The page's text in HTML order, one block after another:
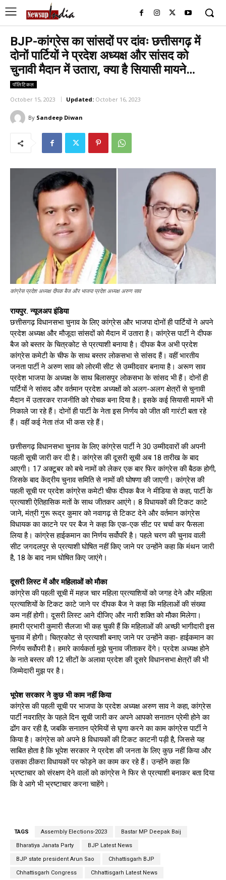
BJP-कांग्रेस का सांसदों पर दांवः छत्तीसगढ़ में
दोनों पार्टियों ने प्रदेश अध्यक्ष और सांसद को
चुनावी मैदान में उतारा, क्या है सियासी मायने…
पॉलिटिकल
October 15, 2023 Updated: October 16, 2023
By Sandeep Diwan
कांग्रेस प्रदेश अध्यक्ष दीपक बैज और भाजपा प्रदेश अध्यक्ष अरुण साव
रायपुर. न्यूजअप इंडिया
छत्तीसगढ़ विधानसभा चुनाव के लिए कांग्रेस और भाजपा दोनों ही पार्टियों ने अपने
प्रदेश अध्यक्ष और मौजूदा सांसदों को मैदान में उतारा है। कांग्रेस पार्टी ने दीपक
बैज को बस्तर के चित्रकोट से प्रत्याशी बनाया है। दीपक बैज अभी प्रदेश
कांग्रेस कमेटी के चीफ के साथ बस्तर लोकसभा से सांसद हैं। वहीं भारतीय
जनता पार्टी ने अरुण साव को लोरमी सीट से उम्मीदवार बनाया है। अरूण साव
प्रदेश भाजपा के अध्यक्ष के साथ बिलासपुर लोकसभा के सांसद भी हैं। दोनों ही
पार्टियों ने सांसद और वर्तमान प्रदेश अध्यक्षों को अलग-अलग क्षेत्रों से चुनावी
मैदान में उतारकर राजनीति को रोचक बना दिया है। इसके कई सियासी मायनें भी
निकाले जा रहे हैं। दोनों ही पार्टी के नेता इस निर्णय को जीत की गारंटी बता रहे
हैं। वहीं कई नेता तंज भी कस रहे हैं।
छत्तीसगढ़ विधानसभा चुनाव के लिए कांग्रेस पार्टी ने 30 उम्मीदवारों की अपनी
पहली सूची जारी कर दी है। कांग्रेस की दूसरी सूची अब 18 तारीख के बाद
आएगी। 17 अक्टूबर को बचे नामों को लेकर एक बार फिर कांग्रेस की बैठक होगी,
जिसके बाद केंद्रीय चुनाव समिति से नामों की घोषणा की जाएगी। कांग्रेस की
पहली सूची पर प्रदेश कांग्रेस कमेटी चीफ दीपक बैज ने मीडिया से कहा, पार्टी के
प्रत्याशी ऐतिहासिक मतों के साथ जीतकर आएंगे। 8 विधायकों की टिकट काटे
जाने, मंत्री गुरू रूद्र कुमार को नवागढ़ से टिकट देने और वर्तमान कांग्रेस
विधायक का काटने पर पर बैज ने कहा कि एक-एक सीट पर चर्चा कर फैसला
लिया है। कांग्रेस हाईकमान का निर्णय सर्वोपरि है। पहले चरण की चुनाव वाली
सीट जगदलपुर से प्रत्याशी घोषित नहीं किए जाने पर उन्होंने कहा कि मंथन जारी
है, 18 के बाद नाम घोषित किए जाएंगे।
दूसरी लिस्ट में और महिलाओं को मौका
कांग्रेस की पहली सूची में महज चार महिला प्रत्याशियों को जगह देने और महिला
प्रत्याशियों के टिकट काटे जाने पर दीपक बैज ने कहा कि महिलाओं की संख्या
कम नहीं होगी। दूसरी लिस्ट आने दीजिए और नारी शक्ति को मौका मिलेगा।
हमारी प्रभारी कुमारी सैलजा भी कह चुकी हैं कि महिलाओं की अच्छी भागीदारी इस
चुनाव में होगी। चित्रकोट से प्रत्याशी बनाए जाने पर उन्होंने कहा- हाईकमान का
निर्णय सर्वोपरी है। हमारे कार्यकर्ता मुझे चुनाव जीताकर देंगे। प्रदेश अध्यक्ष होने
के नाते बस्तर की 12 सीटों के अलावा प्रदेश की दूसरे विधानसभा क्षेत्रों की भी
जिम्मेदारी मुझ पर है।
भूपेश सरकार ने कुछ भी काम नहीं किया
कांग्रेस की पहली सूची पर भाजपा के प्रदेश अध्यक्ष अरुण साव ने कहा, कांग्रेस
पार्टी नवरात्रि के पहले दिन सूची जारी कर अपने आपको सनातन प्रेमी होने का
ढोंग कर रही है, जबकि सनातन प्रेमियों से घृणा करने का काम कांग्रेस पार्टी ने
किया है। कांग्रेस को अपने 8 विधायकों की टिकट काटनी पड़ी है, जिससे यह
साबित होता है कि भूपेश सरकार ने प्रदेश की जनता के लिए कुछ नहीं किया और
उसका ठीकरा विधायकों पर फोड़ने का काम कर रहे हैं। उन्होंने कहा कि
भ्रष्टाचार को संरक्षण देने वालों को कांग्रेस ने फिर से प्रत्याशी बनाकर बता दिया
कि वे आगे भी भ्रष्टाचार करना चाहेंगे।
TAGS Assembly Elections-2023 Bastar MP Deepak Baij
Bharatiya Janata Party BJP Latest News
BJP state president Arun Sao Chhattisgarh BJP
Chhattisgarh Congress Chhattisgarh Latest News